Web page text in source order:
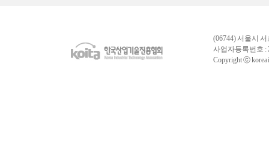
(06744) 서울시
사업자등록번호
Copyright ⓒ korea